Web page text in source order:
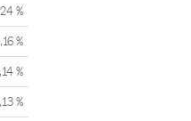
%
%
%
%